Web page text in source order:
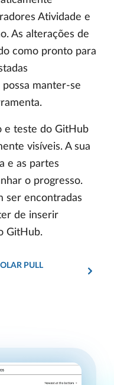
Atividade e
As alterações de
como pronto para
manter-se
e teste do GitHub
visíveis. A sua
e as partes
o progresso.
ser encontradas
de inserir
GitHub.
PULL